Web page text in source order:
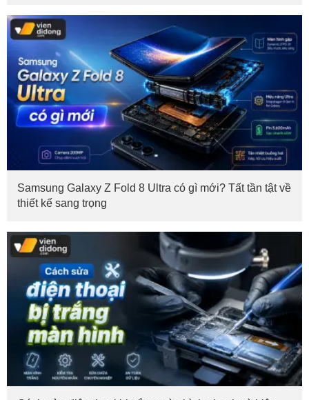
Samsung Galaxy Z Fold 8 Ultra có gì mới? Tất tần tật về
thiết kế sang trọng